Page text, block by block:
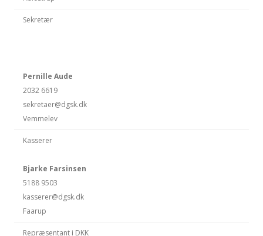
Sekretær
Pernille Aude
2032 6619
sekretaer@dgsk.dk
Vemmelev
Kasserer
Bjarke Farsinsen
5188 9503
kasserer@dgsk.dk
Faarup
Repræsentant i DKK